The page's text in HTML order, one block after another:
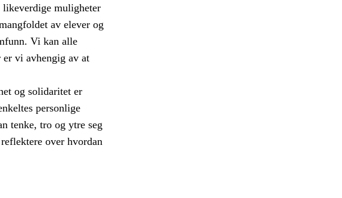
likeverdige muligheter
av elever og
Vi kan alle
vi avhengig av at
og solidaritet er
personlige
tenke, tro og ytre seg
over hvordan